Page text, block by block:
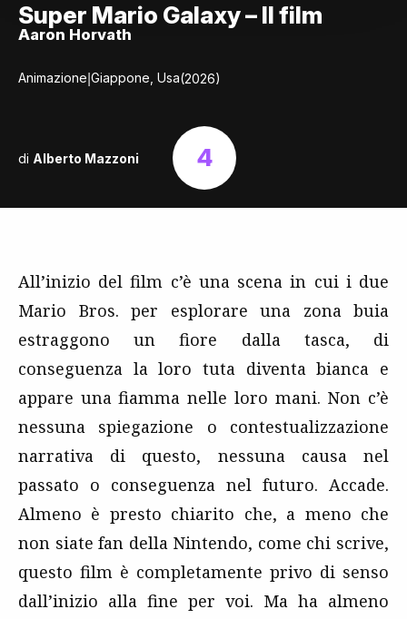
Super Mario Galaxy – Il film
Aaron Horvath
Animazione|Giappone, Usa(2026)
di Alberto Mazzoni 4
All’inizio del film c’è una scena in cui i due
Mario Bros. per esplorare una zona buia
estraggono un fiore dalla tasca, di
conseguenza la loro tuta diventa bianca e
appare una fiamma nelle loro mani. Non c’è
nessuna spiegazione o contestualizzazione
narrativa di questo, nessuna causa nel
passato o conseguenza nel futuro. Accade.
Almeno è presto chiarito che, a meno che
non siate fan della Nintendo, come chi scrive,
questo film è completamente privo di senso
dall’inizio alla fine per voi. Ma ha almeno